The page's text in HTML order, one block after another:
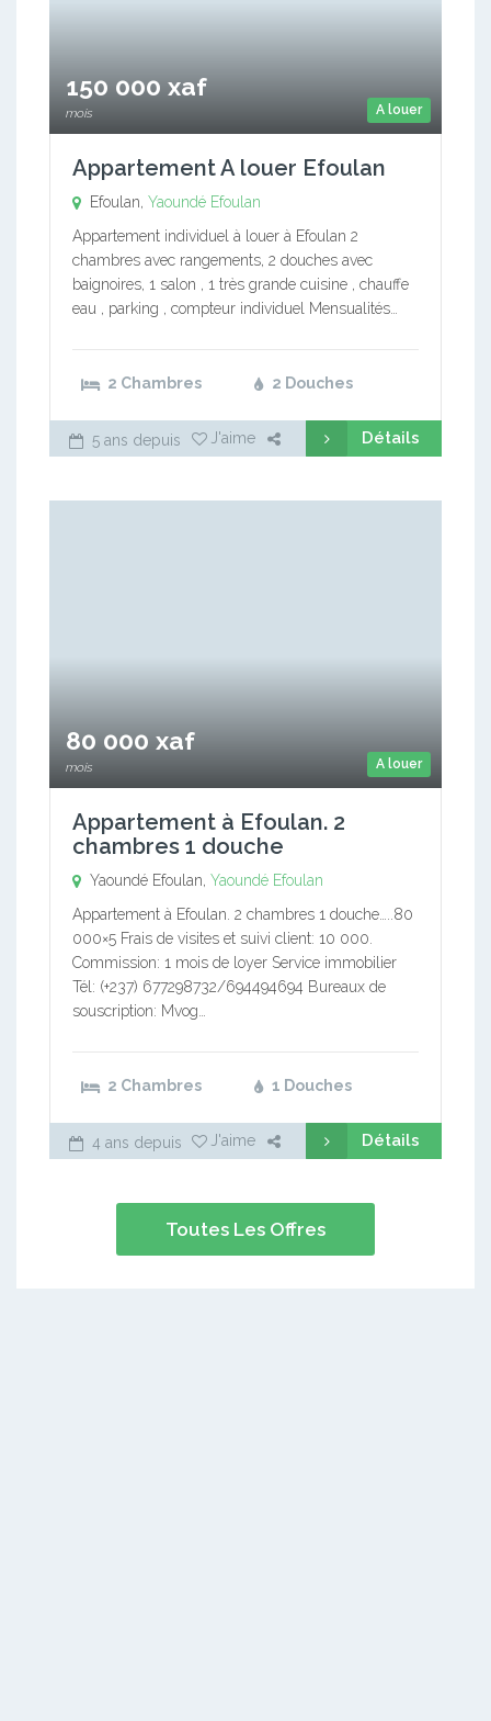
A louer
150 000 xaf
mois
Appartement A louer Efoulan
Efoulan, Yaoundé Efoulan
Appartement individuel à louer à Efoulan 2
chambres avec rangements, 2 douches avec
baignoires, 1 salon , 1 très grande cuisine , chauffe
eau , parking , compteur individuel Mensualités…
2 Chambres 2 Douches
5 ans depuis J'aime Détails
A louer
80 000 xaf
mois
Appartement à Efoulan. 2
chambres 1 douche
Yaoundé Efoulan, Yaoundé Efoulan
Appartement à Efoulan. 2 chambres 1 douche…..80
000×5 Frais de visites et suivi client: 10 000.
Commission: 1 mois de loyer Service immobilier
Tél: (+237) 677298732/694494694 Bureaux de
souscription: Mvog…
2 Chambres 1 Douches
4 ans depuis J'aime Détails
Toutes Les Offres